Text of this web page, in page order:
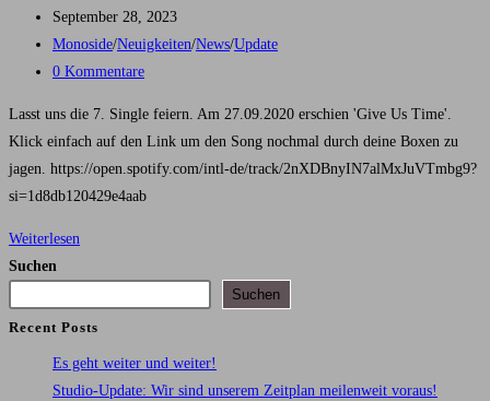
Autor:
Beitrag
veröffentlicht:
September 28, 2023
Beitrags-
Kategorie:
Monoside/Neuigkeiten/News/Update
Beitrags-
0 Kommentare
Lasst uns die 7. Single feiern. Am 27.09.2020 erschien 'Give Us Time'.
Klick einfach auf den Link um den Song nochmal durch deine Boxen zu
jagen. https://open.spotify.com/intl-de/track/2nXDBnyIN7alMxJuVTmbg9?
si=1d8db120429e4aab
Weiterlesen
Suchen
Suchen
Recent Posts
Es geht weiter und weiter!
Studio-Update: Wir sind unserem Zeitplan meilenweit voraus!